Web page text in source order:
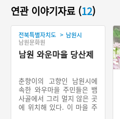
연관 이야기자료 (12)
전북특별자치도 > 남원시
남원문화원
남원 와운마을 당산제
춘향이의 고향인 남원시에
속한 와우마을 주민들은 뱀
사골에서 그리 멀지 않은 곳
에 위치해 있다. 이 마을 주